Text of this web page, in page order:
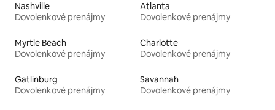
Nashville
Dovolenkové prenájmy
Atlanta
Dovolenkové prenájmy
Myrtle Beach
Dovolenkové prenájmy
Charlotte
Dovolenkové prenájmy
Gatlinburg
Dovolenkové prenájmy
Savannah
Dovolenkové prenájmy